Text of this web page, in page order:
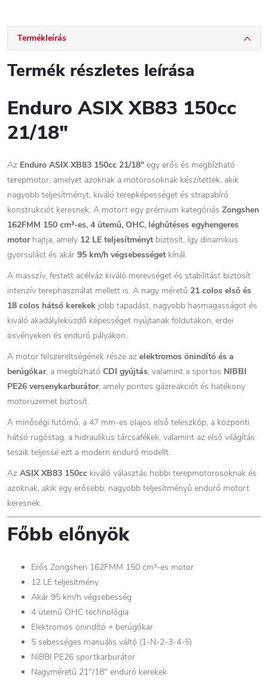
Termékleírás
Termék részletes leírása
Enduro ASIX XB83 150cc
21/18"
Az Enduro ASIX XB83 150cc 21/18" egy erős és megbízható
terepmotor, amelyet azoknak a motorosoknak készítettek, akik
nagyobb teljesítményt, kiváló terepképességet és strapabíró
konstrukciót keresnek. A motort egy prémium kategóriás Zongshen
162FMM 150 cm³-es, 4 ütemű, OHC, léghűtéses egyhengeres
motorhajtja, amely 12 LE teljesítményt biztosít, így dinamikus
gyorsulást és akár 95 km/h végsebességet kínál.
A masszív, festett acélváz kiváló merevséget és stabilitást biztosít
intenzív terephasználat mellett is. A nagy méretű 21 colos első és
18 colos hátsó kerekek jobb tapadást, nagyobb hasmagasságot és
kiváló akadályleküzdő képességet nyújtanak földutakon, erdei
ösvényeken és enduró pályákon.
A motor felszereltségének része az elektromos önindító és a
berúgókar, a megbízható CDI gyújtás, valamint a sportos NIBBI
PE26 versenykarburátor, amely pontos gázreakciót és hatékony
motorüzemet biztosít.
A minőségi futómű, a 47 mm-es olajos első teleszkóp, a központi
hátsó rugóstag, a hidraulikus tárcsafékek, valamint az első világítás
teszik teljessé ezt a modern enduró modellt.
Az ASIX XB83 150cc kiváló választás hobbi terepmotorosoknak és
azoknak, akik egy erősebb, nagyobb teljesítményű enduró motort
keresnek.
Főbb előnyök
Erős Zongshen 162FMM 150 cm³-es motor
12 LE teljesítmény
Akár 95 km/h végsebesség
4 ütemű OHC technológia
Elektromos önindító + berúgókar
5 sebességes manuális váltó (1-N-2-3-4-5)
NIBBI PE26 sportkarburátor
Nagyméretű 21"/18" enduró kerekek